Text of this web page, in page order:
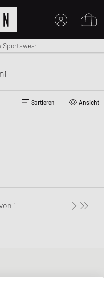
EINEN ACCOUNT ERSTELLEN
nach DE ab € 70
Sportswear
Sortieren Ansicht
von 1